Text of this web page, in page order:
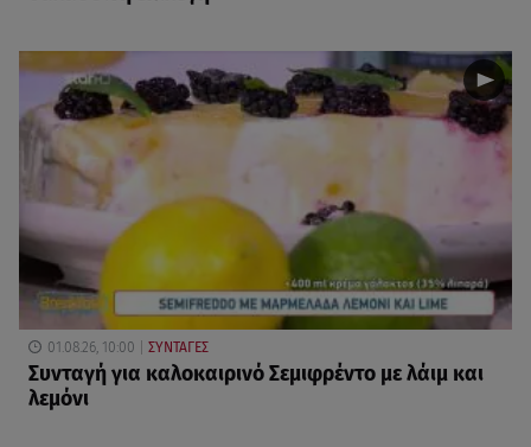
01.08.26, 10:00 ΣΥΝΤΑΓΕΣ
Συνταγή για καλοκαιρινό Σεμιφρέντο με λάιμ και
λεμόνι